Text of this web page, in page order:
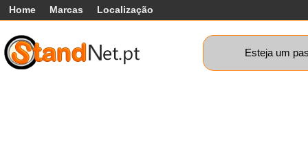
Home Marcas Localização
Esteja um